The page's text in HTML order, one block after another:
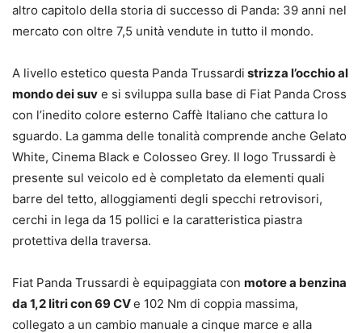
altro capitolo della storia di successo di Panda: 39 anni nel
mercato con oltre 7,5 unità vendute in tutto il mondo.
A livello estetico questa Panda Trussardi strizza l’occhio al
mondo dei suv e si sviluppa sulla base di Fiat Panda Cross
con l’inedito colore esterno Caffè Italiano che cattura lo
sguardo. La gamma delle tonalità comprende anche Gelato
White, Cinema Black e Colosseo Grey. Il logo Trussardi è
presente sul veicolo ed è completato da elementi quali
barre del tetto, alloggiamenti degli specchi retrovisori,
cerchi in lega da 15 pollici e la caratteristica piastra
protettiva della traversa.
Fiat Panda Trussardi è equipaggiata con motore a benzina
da 1,2 litri con 69 CVe 102 Nm di coppia massima,
collegato a un cambio manuale a cinque marce e alla